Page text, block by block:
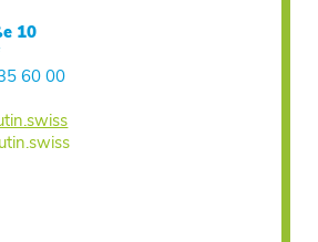
10
60 00